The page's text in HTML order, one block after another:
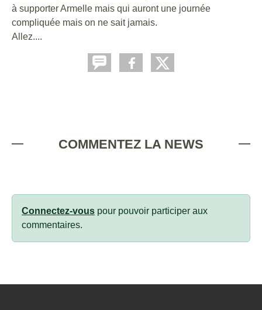
à supporter Armelle mais qui auront une journée
compliquée mais on ne sait jamais.
Allez....
COMMENTEZ LA NEWS
Connectez-vous pour pouvoir participer aux
commentaires.